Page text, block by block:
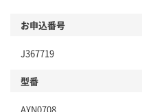
お申込番号
J367719
型番
AYN0708